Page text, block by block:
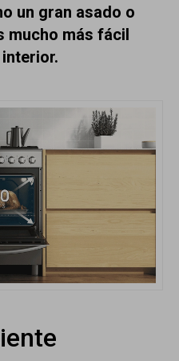
un gran asado o
mucho más fácil